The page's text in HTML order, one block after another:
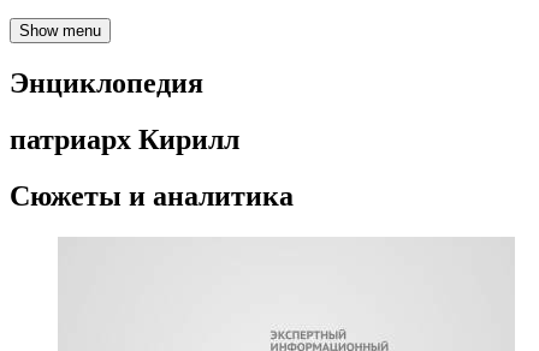
Show menu
Энциклопедия
патриарх Кирилл
Сюжеты и аналитика